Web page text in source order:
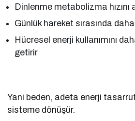
Dinlenme metabolizma hızını
Günlük hareket sırasında
Hücresel enerji kullanımını
getirir
Yani beden, adeta enerji
sisteme dönüşür.